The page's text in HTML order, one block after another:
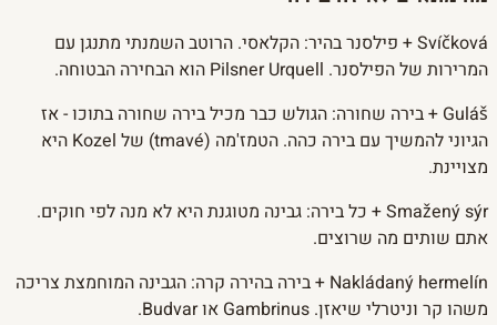
Svíčková + פילסנר בהיר: הקלאסי. הרוטב השמנתי מתנגן עם
המרירות של הפילסנר. Pilsner Urquell הוא הבחירה הבטוחה.
Guláš + בירה שחורה: הגולש כבר מכיל בירה שחורה בתוכו - אז
הגיוני להמשיך עם בירה כהה. הטמז'מה (tmavé) של Kozel היא
מצויינת.
Smažený sýr + כל בירה: גבינה מטוגנת היא לא מנה לפי חוקים.
אתם שותים מה שרוצים.
Nakládaný hermelín + בירה בהירה קרה: הגבינה המוחמצת צריכה
משהו קר וניטרלי שיאזן. Gambrinus או Budvar.